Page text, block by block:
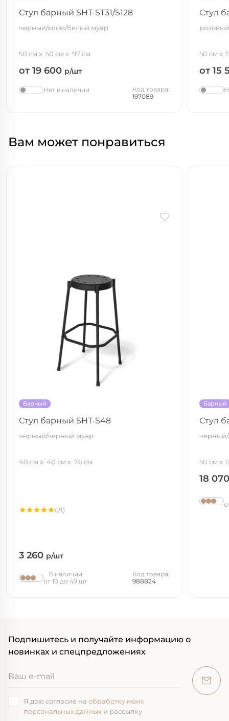
Стул барный SHT-ST31/S128
черный/хром/белый муар
50 см 50 см 97 см
от 19 600 р/шт
Нет в наличии
Код товара:
197089
Стул
50 см
от 15
Вам может понравиться
Барный
Стул барный SHT-S48
черный/черный муар
40 см 40 см 76 см
3 260 р/шт
(21)
В наличии
от 10 до 49 шт
Код товара:
988824
Барный
Стул
50 см
18
Подпишитесь и получайте информацию о
новинках и спецпредложениях
Я даю согласие на обработку моих
персональных данных и рассылку